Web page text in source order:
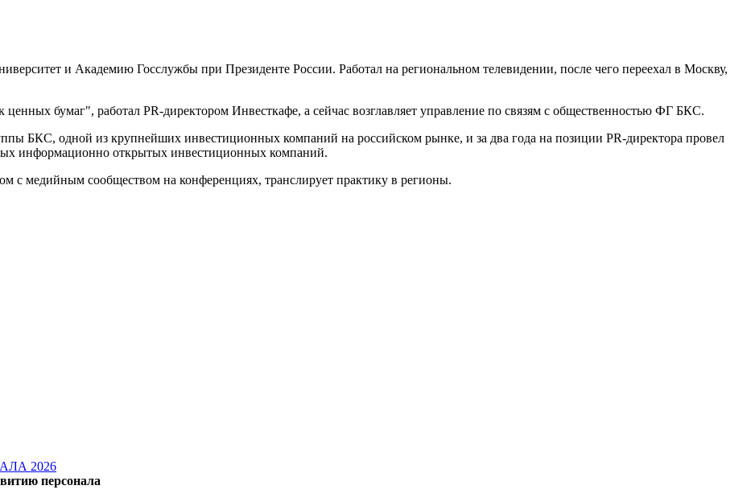
и Академию Госслужбы при Президенте России. Работал на региональном телевидении, после чего переехал в Москву,
бумаг", работал PR-директором Инвесткафе, а сейчас возглавляет управление по связям с общественностью ФГ БКС.
БКС, одной из крупнейших инвестиционных компаний на российском рынке, и за два года на позиции PR-директора провел
информационно открытых инвестиционных компаний.
с медийным сообществом на конференциях, транслирует практику в регионы.
2026
персонала